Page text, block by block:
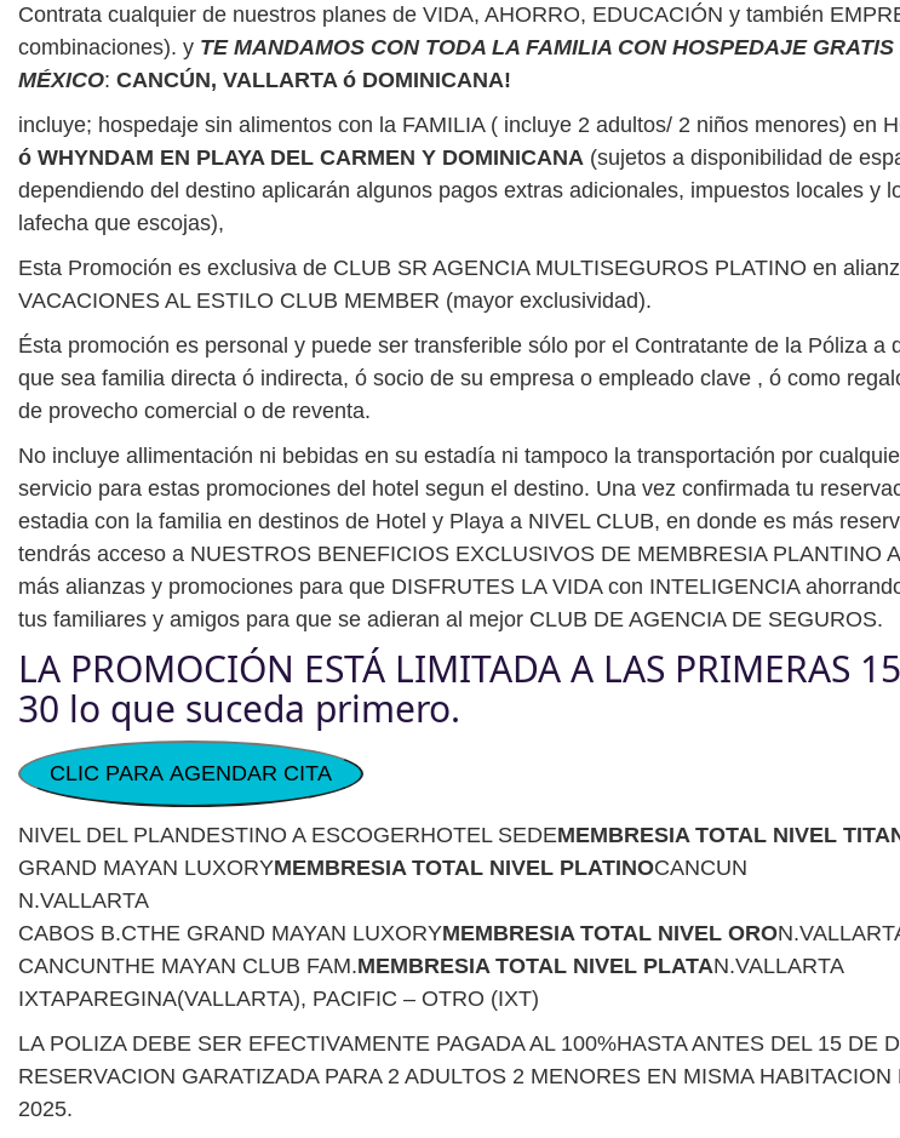
Contrata cualquier de nuestros planes de VIDA, AHORRO, EDUCACIÓN y también
combinaciones). y TE MANDAMOS CON TODA LA FAMILIA CON HOSPEDAJE
MÉXICO: CANCÚN, VALLARTA ó DOMINICANA!
incluye; hospedaje sin alimentos con la FAMILIA ( incluye 2 adultos/ 2 niños menores) en
ó WHYNDAM EN PLAYA DEL CARMEN Y DOMINICANA (sujetos a disponibilidad de
dependiendo del destino aplicarán algunos pagos extras adicionales, impuestos locales
lafecha que escojas),
Esta Promoción es exclusiva de CLUB SR AGENCIA MULTISEGUROS PLATINO en
VACACIONES AL ESTILO CLUB MEMBER (mayor exclusividad).
Ésta promoción es personal y puede ser transferible sólo por el Contratante de la Póliza
que sea familia directa ó indirecta, ó socio de su empresa o empleado clave , ó como
de provecho comercial o de reventa.
No incluye allimentación ni bebidas en su estadía ni tampoco la transportación por
servicio para estas promociones del hotel segun el destino. Una vez confirmada tu
estadia con la familia en destinos de Hotel y Playa a NIVEL CLUB, en donde es más
tendrás acceso a NUESTROS BENEFICIOS EXCLUSIVOS DE MEMBRESIA
más alianzas y promociones para que DISFRUTES LA VIDA con INTELIGENCIA
tus familiares y amigos para que se adieran al mejor CLUB DE AGENCIA DE SEGUROS.
LA PROMOCIÓN ESTÁ LIMITADA A LAS PRIMERAS
30 lo que suceda primero.
CLIC PARA AGENDAR CITA
NIVEL DEL PLANDESTINO A ESCOGERHOTEL SEDEMEMBRESIA TOTAL NIVEL
GRAND MAYAN LUXORYMEMBRESIA TOTAL NIVEL PLATINOCANCUN
N.VALLARTA
CABOS B.CTHE GRAND MAYAN LUXORYMEMBRESIA TOTAL NIVEL ORO
CANCUNTHE MAYAN CLUB FAM.MEMBRESIA TOTAL NIVEL PLATAN.VALLARTA
IXTAPAREGINA(VALLARTA), PACIFIC – OTRO (IXT)
LA POLIZA DEBE SER EFECTIVAMENTE PAGADA AL 100%HASTA ANTES DEL 15 DE
RESERVACION GARATIZADA PARA 2 ADULTOS 2 MENORES EN MISMA
2025.